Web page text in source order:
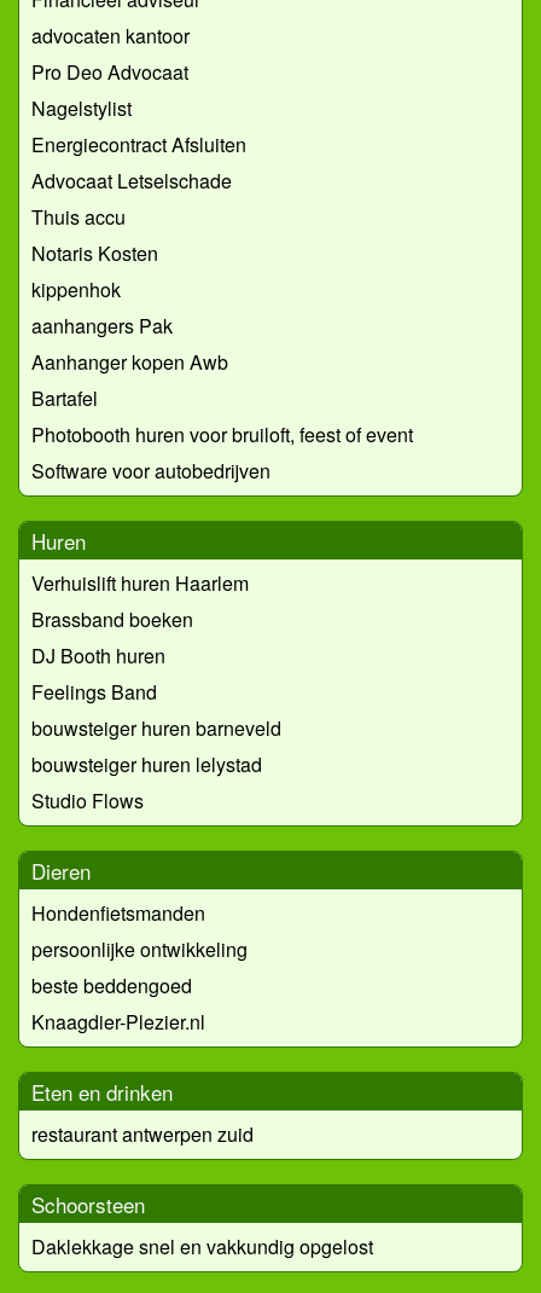
advocaten kantoor
Pro Deo Advocaat
Nagelstylist
Energiecontract Afsluiten
Advocaat Letselschade
Thuis accu
Notaris Kosten
kippenhok
aanhangers Pak
Aanhanger kopen Awb
Bartafel
Photobooth huren voor bruiloft, feest of event
Software voor autobedrijven
Huren
Verhuislift huren Haarlem
Brassband boeken
DJ Booth huren
Feelings Band
bouwsteiger huren barneveld
bouwsteiger huren lelystad
Studio Flows
Dieren
Hondenfietsmanden
persoonlijke ontwikkeling
beste beddengoed
Knaagdier-Plezier.nl
Eten en drinken
restaurant antwerpen zuid
Schoorsteen
Daklekkage snel en vakkundig opgelost